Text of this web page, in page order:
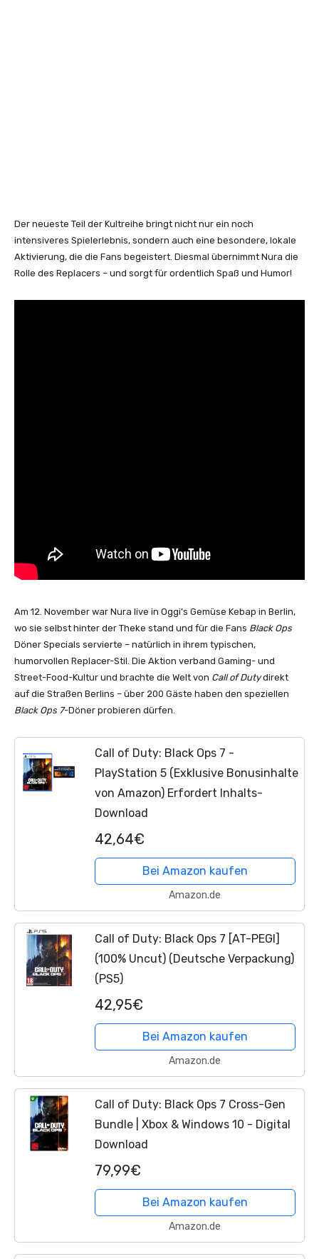
Der neueste Teil der Kultreihe bringt nicht nur ein noch
intensiveres Spielerlebnis, sondern auch eine besondere, lokale
Aktivierung, die die Fans begeistert. Diesmal übernimmt Nura die
Rolle des Replacers – und sorgt für ordentlich Spaß und Humor!
Am 12. November war Nura live in Oggi’s Gemüse Kebap in Berlin,
wo sie selbst hinter der Theke stand und für die Fans Black Ops
Döner Specials servierte – natürlich in ihrem typischen,
humorvollen Replacer-Stil. Die Aktion verband Gaming- und
Street-Food-Kultur und brachte die Welt von Call of Dutydirekt
auf die Straßen Berlins – über 200 Gäste haben den speziellen
Black Ops 7-Döner probieren dürfen.
Call of Duty: Black Ops 7 -
PlayStation 5 (Exklusive Bonusinhalte
von Amazon) Erfordert Inhalts-
Download
42,64€
Bei Amazon kaufen
Amazon.de
Call of Duty: Black Ops 7 [AT-PEGI]
(100% Uncut) (Deutsche Verpackung)
(PS5)
42,95€
Bei Amazon kaufen
Amazon.de
Call of Duty: Black Ops 7 Cross-Gen
Bundle | Xbox & Windows 10 - Digital
Download
79,99€
Bei Amazon kaufen
Amazon.de